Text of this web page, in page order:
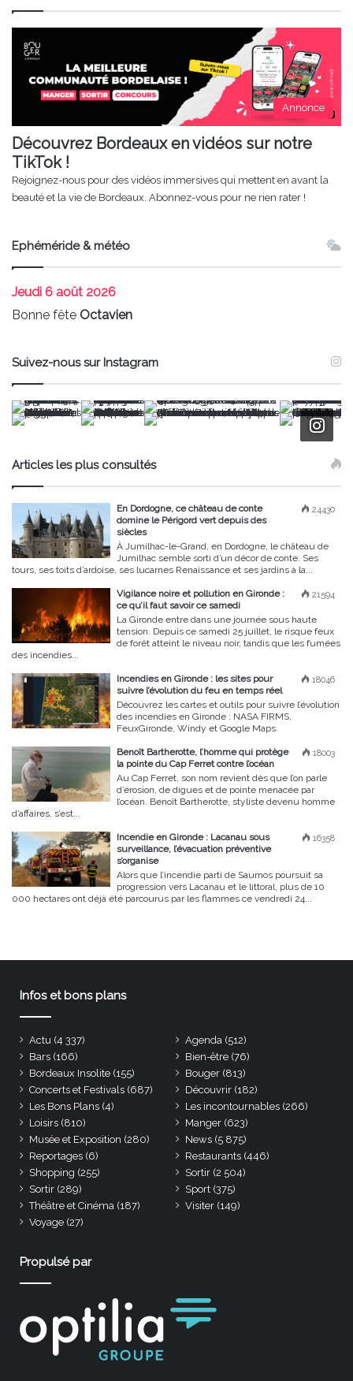
Annonce
Découvrez Bordeaux en vidéos sur notre
TikTok !
Rejoignez-nous pour des vidéos immersives qui mettent en avant la
beauté et la vie de Bordeaux. Abonnez-vous pour ne rien rater !
Ephéméride & météo
Jeudi 6 août 2026
Bonne fête Octavien
Suivez-nous sur Instagram
Articles les plus consultés
24430
En Dordogne, ce château de conte
domine le Périgord vert depuis des
siècles
À Jumilhac-le-Grand, en Dordogne, le château de
Jumilhac semble sorti d’un décor de conte. Ses
tours, ses toits d’ardoise, ses lucarnes Renaissance et ses jardins à la...
21594
Vigilance noire et pollution en Gironde :
ce qu’il faut savoir ce samedi
La Gironde entre dans une journée sous haute
tension. Depuis ce samedi 25 juillet, le risque feux
de forêt atteint le niveau noir, tandis que les fumées
des incendies...
18046
Incendies en Gironde : les sites pour
suivre l’évolution du feu en temps réel
Découvrez les cartes et outils pour suivre l’évolution
des incendies en Gironde : NASA FIRMS,
FeuxGironde, Windy et Google Maps.
18003
Benoît Bartherotte, l’homme qui protège
la pointe du Cap Ferret contre l’océan
Au Cap Ferret, son nom revient dès que l’on parle
d’érosion, de digues et de pointe menacée par
l’océan. Benoît Bartherotte, styliste devenu homme
d’affaires, s’est...
16358
Incendie en Gironde : Lacanau sous
surveillance, l’évacuation préventive
s’organise
Alors que l’incendie parti de Saumos poursuit sa
progression vers Lacanau et le littoral, plus de 10
000 hectares ont déjà été parcourus par les flammes ce vendredi 24...
Infos et bons plans
Actu (4 337) Agenda (512)
Bars (166) Bien-être (76)
Bordeaux Insolite (155) Bouger (813)
Concerts et Festivals (687) Découvrir (182)
Les Bons Plans (4) Les incontournables (266)
Loisirs (810) Manger (623)
Musée et Exposition (280) News (5 875)
Reportages (6) Restaurants (446)
Shopping (255) Sortir (2 504)
Sortir (289) Sport (375)
Théâtre et Cinéma (187) Visiter (149)
Voyage (27)
Propulsé par